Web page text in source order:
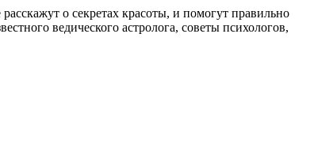
о секретах красоты, и помогут правильно
ведического астролога, советы психологов,